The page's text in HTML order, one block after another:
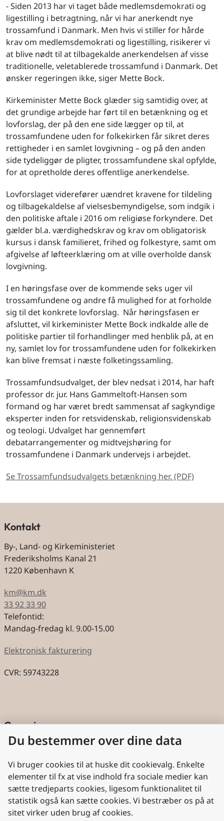
- Siden 2013 har vi taget både medlemsdemokrati og
ligestilling i betragtning, når vi har anerkendt nye
trossamfund i Danmark. Men hvis vi stiller for hårde
krav om medlemsdemokrati og ligestilling, risikerer vi
at blive nødt til at tilbagekalde anerkendelsen af visse
traditionelle, veletablerede trossamfund i Danmark. Det
ønsker regeringen ikke, siger Mette Bock.
Kirkeminister Mette Bock glæder sig samtidig over, at
det grundige arbejde har ført til en betænkning og et
lovforslag, der på den ene side lægger op til, at
trossamfundene uden for folkekirken får sikret deres
rettigheder i en samlet lovgivning – og på den anden
side tydeliggør de pligter, trossamfundene skal opfylde,
for at opretholde deres offentlige anerkendelse.
Lovforslaget viderefører uændret kravene for tildeling
og tilbagekaldelse af vielsesbemyndigelse, som indgik i
den politiske aftale i 2016 om religiøse forkyndere. Det
gælder bl.a. værdighedskrav og krav om obligatorisk
kursus i dansk familieret, frihed og folkestyre, samt om
afgivelse af løfteerklæring om at ville overholde dansk
lovgivning.
I en høringsfase over de kommende seks uger vil
trossamfundene og andre få mulighed for at forholde
sig til det konkrete lovforslag. Når høringsfasen er
afsluttet, vil kirkeminister Mette Bock indkalde alle de
politiske partier til forhandlinger med henblik på, at en
ny, samlet lov for trossamfundene uden for folkekirken
kan blive fremsat i næste folketingssamling.
Trossamfundsudvalget, der blev nedsat i 2014, har haft
professor dr. jur. Hans Gammeltoft-Hansen som
formand og har været bredt sammensat af sagkyndige
eksperter inden for retsvidenskab, religionsvidenskab
og teologi. Udvalget har gennemført
debatarrangementer og midtvejshøring for
trossamfundene i Danmark undervejs i arbejdet.
Se Trossamfundsudvalgets betænkning her. (PDF)
Kontakt
By-, Land- og Kirkeministeriet
Frederiksholms Kanal 21
1220 København K
km@km.dk
33 92 33 90
Telefontid:
Mandag-fredag kl. 9.00-15.00
Elektronisk fakturering
CVR: 59743228
Genveje
Cookies
Aktindsigt
Persondatabeskyttelse
Nyttige links
Du bestemmer over dine data
Vi bruger cookies til at huske dit cookievalg. Enkelte
elementer til fx at vise indhold fra sociale medier kan
sætte tredjeparts cookies, ligesom funktionalitet til
statistik også kan sætte cookies. Vi bestræber os på at
sitet virker uden brug af cookies.